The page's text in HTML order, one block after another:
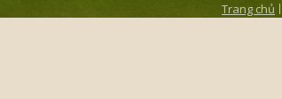
Trang chủ